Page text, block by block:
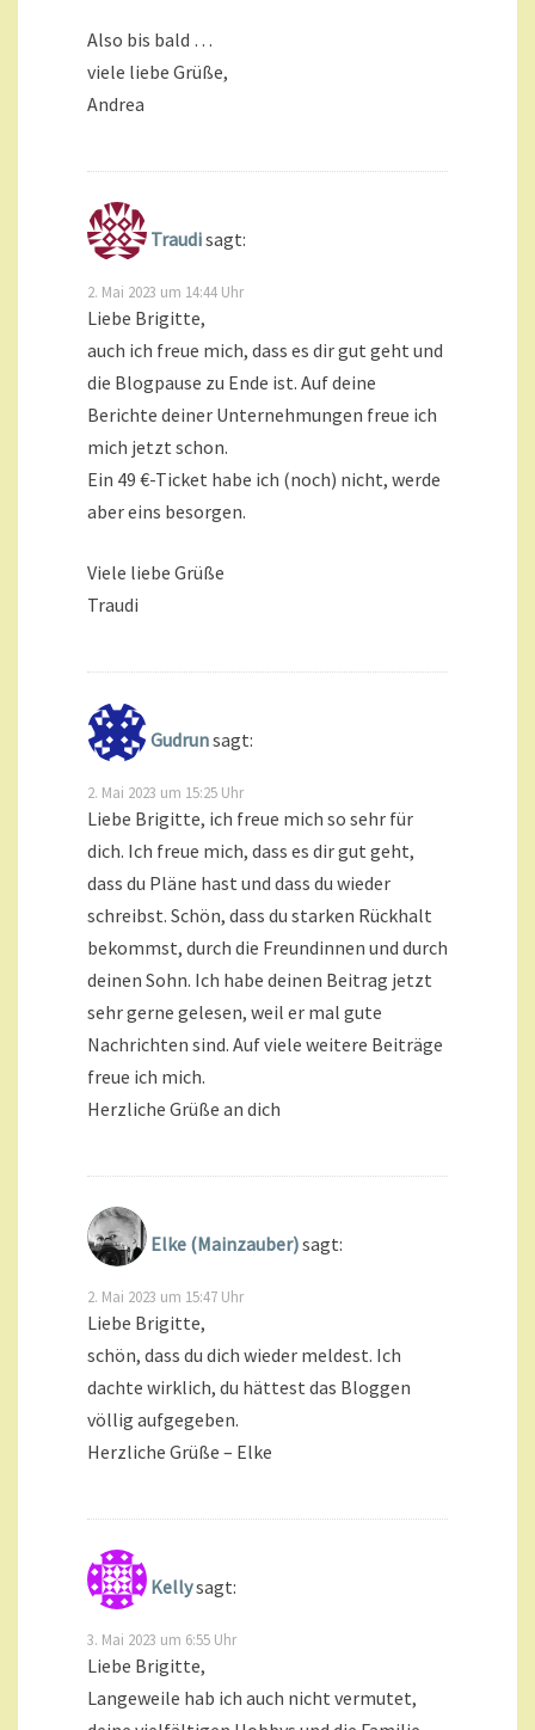
Also bis bald …
viele liebe Grüße,
Andrea
Traudisagt:
2. Mai 2023 um 14:44 Uhr
Liebe Brigitte,
auch ich freue mich, dass es dir gut geht und
die Blogpause zu Ende ist. Auf deine
Berichte deiner Unternehmungen freue ich
mich jetzt schon.
Ein 49 €-Ticket habe ich (noch) nicht, werde
aber eins besorgen.
Viele liebe Grüße
Traudi
Gudrunsagt:
2. Mai 2023 um 15:25 Uhr
Liebe Brigitte, ich freue mich so sehr für
dich. Ich freue mich, dass es dir gut geht,
dass du Pläne hast und dass du wieder
schreibst. Schön, dass du starken Rückhalt
bekommst, durch die Freundinnen und durch
deinen Sohn. Ich habe deinen Beitrag jetzt
sehr gerne gelesen, weil er mal gute
Nachrichten sind. Auf viele weitere Beiträge
freue ich mich.
Herzliche Grüße an dich
Elke (Mainzauber)sagt:
2. Mai 2023 um 15:47 Uhr
Liebe Brigitte,
schön, dass du dich wieder meldest. Ich
dachte wirklich, du hättest das Bloggen
völlig aufgegeben.
Herzliche Grüße – Elke
Kellysagt:
3. Mai 2023 um 6:55 Uhr
Liebe Brigitte,
Langeweile hab ich auch nicht vermutet,